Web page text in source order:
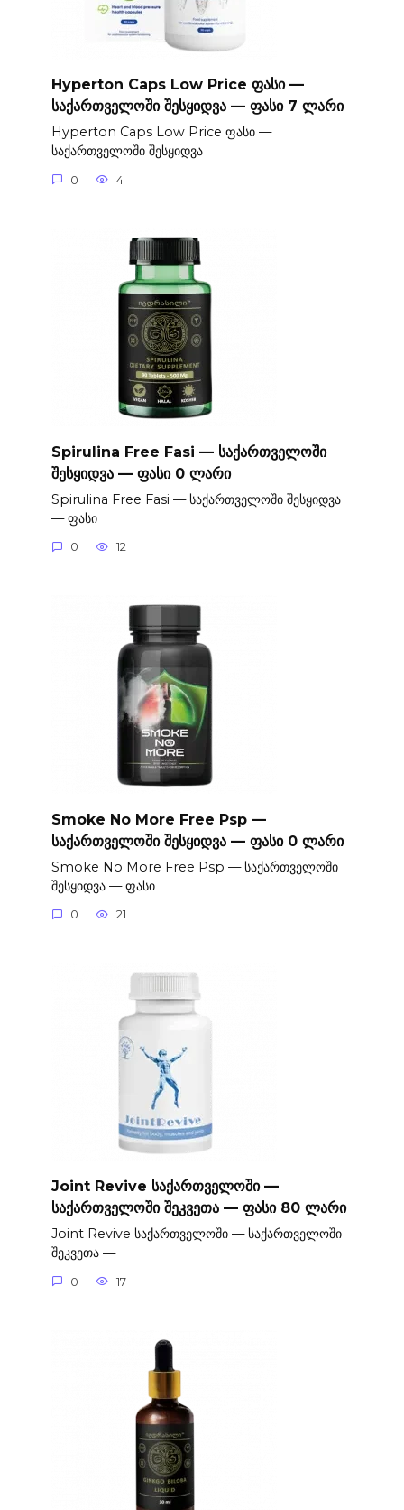
Hyperton Caps Low Price ფასი —
საქართველოში შესყიდვა — ფასი 7 ლარი
Hyperton Caps Low Price ფასი —
საქართველოში შესყიდვა
0 4
Spirulina Free Fasi — საქართველოში
შესყიდვა — ფასი 0 ლარი
Spirulina Free Fasi — საქართველოში შესყიდვა
— ფასი
0 12
Smoke No More Free Psp —
საქართველოში შესყიდვა — ფასი 0 ლარი
Smoke No More Free Psp — საქართველოში
შესყიდვა — ფასი
0 21
Joint Revive საქართველოში —
საქართველოში შეკვეთა — ფასი 80 ლარი
Joint Revive საქართველოში — საქართველოში
შეკვეთა —
0 17